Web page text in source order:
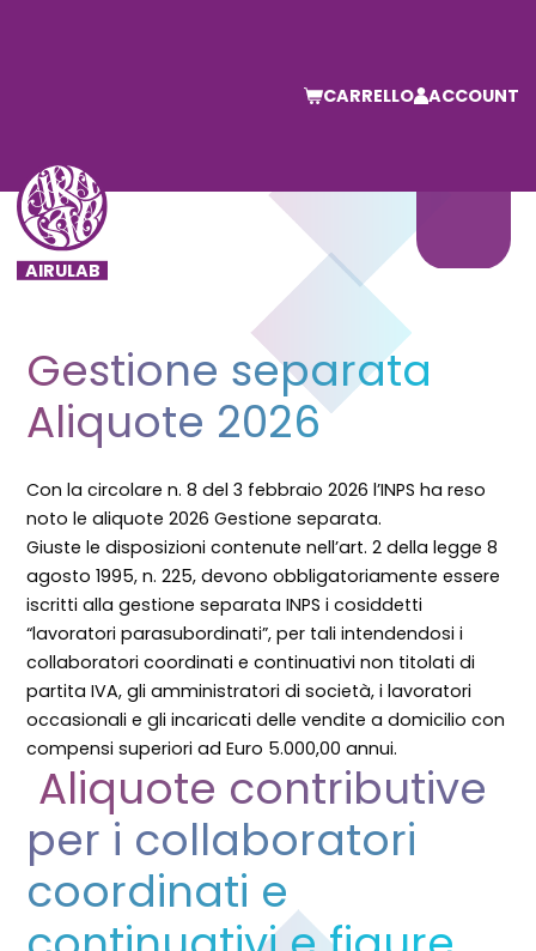
CARRELLO ACCOUNT
Gestione separata
Aliquote 2026
Con la circolare n. 8 del 3 febbraio 2026 l’INPS ha reso
noto le aliquote 2026 Gestione separata.
Giuste le disposizioni contenute nell’art. 2 dellalegge 8
agosto 1995, n. 225, devono obbligatoriamente essere
iscritti alla gestione separataINPS i cosiddetti
“lavoratori parasubordinati”, per tali intendendosi i
collaboratori coordinati e continuativi non titolati di
partita IVA, gli amministratori di società, i lavoratori
occasionali e gli incaricati delle vendite a domicilio con
compensi superiori ad Euro 5.000,00 annui.
Aliquote contributive
per i collaboratori
coordinati e